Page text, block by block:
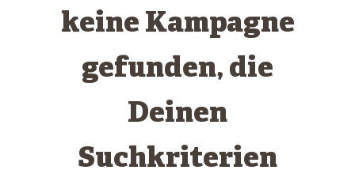
keine Kampagne
gefunden, die
Deinen
Suchkriterien